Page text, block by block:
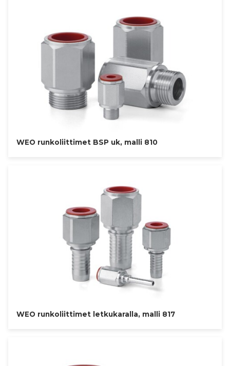
WEO runkoliittimet BSP uk, malli 810
WEO runkoliittimet letkukaralla, malli 817